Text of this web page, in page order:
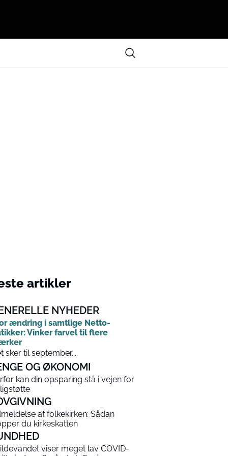
artikler
NYHEDER
ændring i samtlige Netto-
Vinker farvel til flere
sker til september....
OG ØKONOMI
kan din opsparing stå i vejen for
af folkekirken: Sådan
du kirkeskatten
viser meget lav COVID-